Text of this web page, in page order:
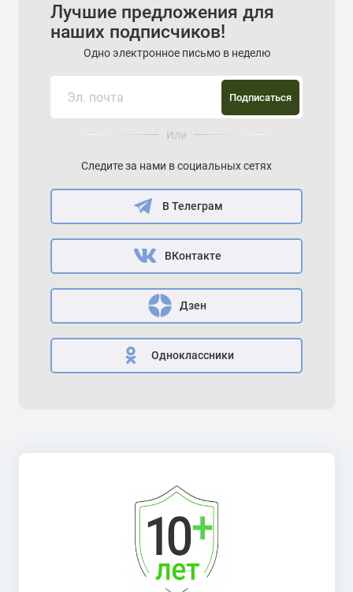
Лучшие предложения для
наших подписчиков!
Одно электронное письмо в неделю
Подписаться
Или
Следите за нами в социальных сетях
В Телеграм
ВКонтакте
Дзен
Одноклассники